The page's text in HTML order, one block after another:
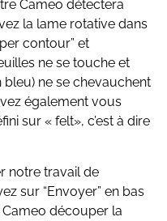
Cameo détectera
la lame rotative dans
contour” et
ne se touche et
ne se chevauchent
également vous
sur « felt», c’est à dire
notre travail de
sur “Envoyer” en bas
découper la